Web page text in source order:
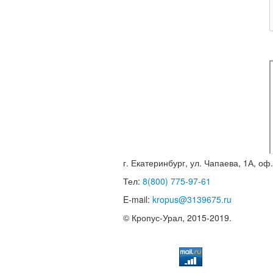
г. Екатеринбург, ул. Чапаева, 1А,
Тел: 8(800) 775-97-61
E-mail: kropus@3139675.ru
© Кропус-Урал, 2015-2019.